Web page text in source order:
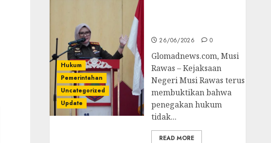
Hukum
Pemerintahan
Uncategorized
Update
26/06/2026 0
Glomadnews.com, Musi
Rawas – Kejaksaan
Negeri Musi Rawas terus
membuktikan bahwa
penegakan hukum
tidak...
READ MORE